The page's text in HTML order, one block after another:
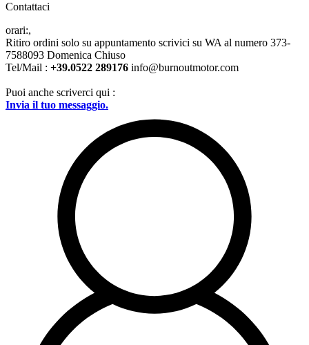
Contattaci
orari:,
Ritiro ordini solo su appuntamento scrivici su WA al numero 373-
7588093 Domenica Chiuso
Tel/Mail : +39.0522 289176 info@burnoutmotor.com
Puoi anche scriverci qui :
Invia il tuo messaggio.